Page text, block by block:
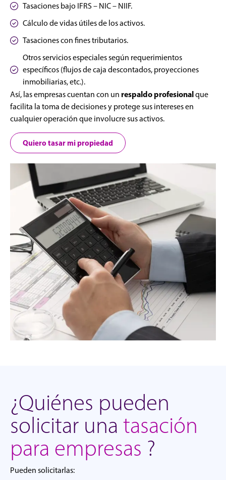
Tasaciones bajo IFRS – NIC – NIIF.
Cálculo de vidas útiles de los activos.
Tasaciones con fines tributarios.
Otros servicios especiales según requerimientos
específicos (flujos de caja descontados, proyecciones
inmobiliarias, etc.).
Así, las empresas cuentan con un respaldo profesionalque
facilita la toma de decisiones y protege sus intereses en
cualquier operación que involucre sus activos.
Quiero tasar mi propiedad
¿Quiénes pueden
solicitar una tasación
para empresas ?
Pueden solicitarlas: